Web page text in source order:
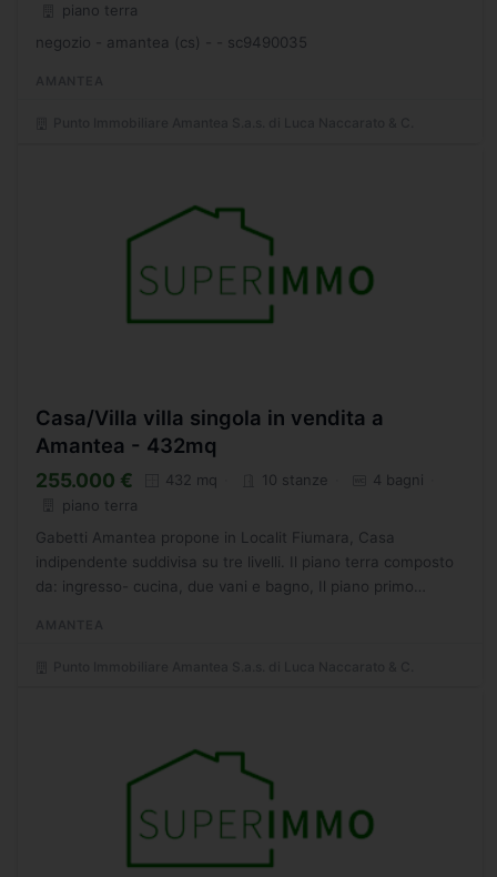
piano terra
negozio - amantea (cs) - - sc9490035
Casa/Villa villa singola in vendita a
Amantea - 432mq
255.000 € 432 mq 10 stanze
4 bagni
piano terra
Gabetti Amantea propone in Localit Fiumara, Casa
indipendente suddivisa su tre livelli. Il piano terra composto
da: ingresso- cucina, due vani e bagno, Il piano primo